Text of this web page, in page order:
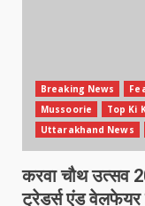
Breaking News
Mussoorie
Top Ki
Uttarakhand News
करवा चौथ उत्सव
ट्रेडर्स एंड